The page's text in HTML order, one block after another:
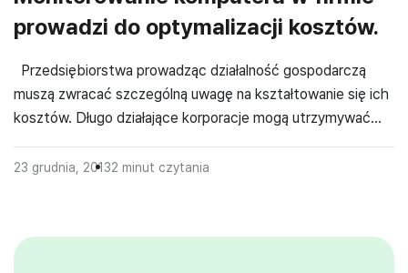
prowadzi do optymalizacji kosztów.
Przedsiębiorstwa prowadząc działalność gospodarczą
muszą zwracać szczególną uwagę na kształtowanie się ich
kosztów. Długo działające korporacje mogą utrzymywać
są nierentowne. Nowe firmy mogą za to angażować się w
Monitorowanie komputera w firmie Pierwszą istotną […]
23 grudnia, 20132 minut czytania